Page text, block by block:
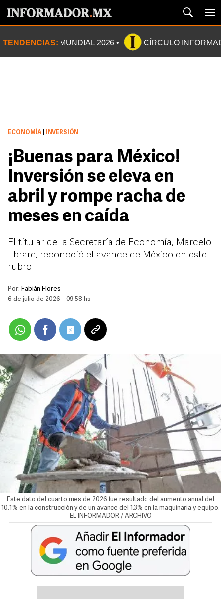
TENDENCIAS: MUNDIAL 2026 CÍRCULO
ECONOMÍA INVERSIÓN
¡Buenas para México!
Inversión se eleva en
abril y rompe racha de
meses en caída
El titular de la Secretaría de Economía, Marcelo
Ebrard, reconoció el avance de México en este
rubro
Por: Fabián Flores
6 de julio de 2026 - 09:58 hs
Este dato del cuarto mes de 2026 fue resultado del aumento anual del
10.1% en la construcción y de un avance del 1.3% en la maquinaria y equipo.
EL INFORMADOR / ARCHIVO